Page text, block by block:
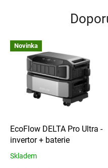
o
m
s
Novinka
EcoFlow DELTA Pro Ultra -
invertor + baterie
Skladem